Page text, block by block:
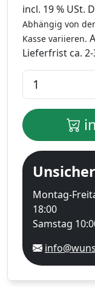
incl. 19 % USt.
Abhängig von
Kasse variieren.
Lieferfrist ca.
Montag-
18:00
Samstag